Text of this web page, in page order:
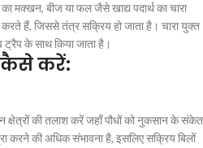
मक्खन, बीज या फल जैसे खाद्य पदार्थ का चारा
हैं, जिससे तंत्र सक्रिय हो जाता है। चारा युक्त
के साथ किया जाता है।
कैसे करें:
की तलाश करें जहाँ पौधों को नुकसान के संकेत
करने की अधिक संभावना है, इसलिए सक्रिय बिलों